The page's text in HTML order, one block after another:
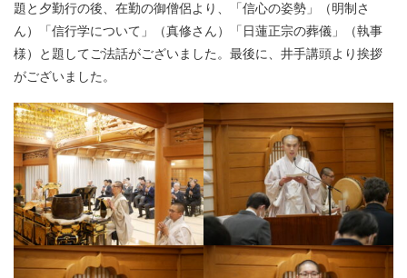
題と夕勤行の後、在勤の御僧侶より、「信心の姿勢」（明制さ
ん）「信行学について」（真修さん）「日蓮正宗の葬儀」（執事
様）と題してご法話がございました。最後に、井手講頭より挨拶
がございました。